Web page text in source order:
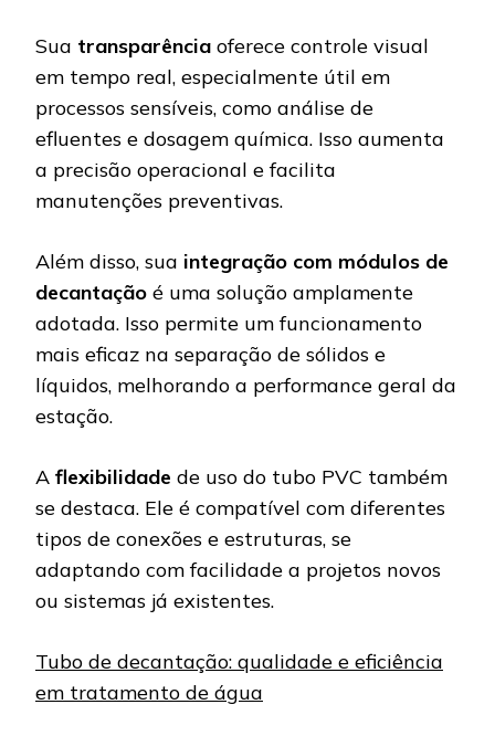
Sua transparência oferece controle visual
em tempo real, especialmente útil em
processos sensíveis, como análise de
efluentes e dosagem química. Isso aumenta
a precisão operacional e facilita
manutenções preventivas.
Além disso, sua integração com módulos de
decantação é uma solução amplamente
adotada. Isso permite um funcionamento
mais eficaz na separação de sólidos e
líquidos, melhorando a performance geral da
estação.
A flexibilidade de uso do tubo PVC também
se destaca. Ele é compatível com diferentes
tipos de conexões e estruturas, se
adaptando com facilidade a projetos novos
ou sistemas já existentes.
Tubo de decantação: qualidade e eficiência
em tratamento de água